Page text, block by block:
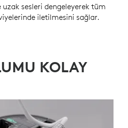
uzak sesleri dengeleyerek tüm
iletilmesini sağlar.
KOLAY